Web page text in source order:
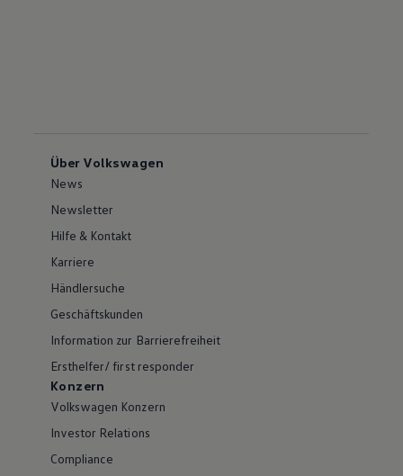
Über Volkswagen
News
Newsletter
Hilfe & Kontakt
Karriere
Händlersuche
Geschäftskunden
Information zur Barrierefreiheit
Ersthelfer/ first responder
Konzern
Volkswagen Konzern
Investor Relations
Compliance